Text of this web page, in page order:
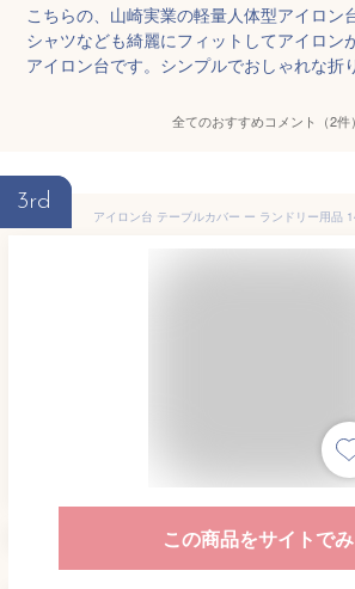
こちらの、山崎実業の軽量人体型アイロン
シャツなども綺麗にフィットしてアイロン
アイロン台です。シンプルでおしゃれな折
全てのおすすめコメント（2件）
3rd
アイロン台 テーブルカバー ー ランドリー用品
この商品をサイトで